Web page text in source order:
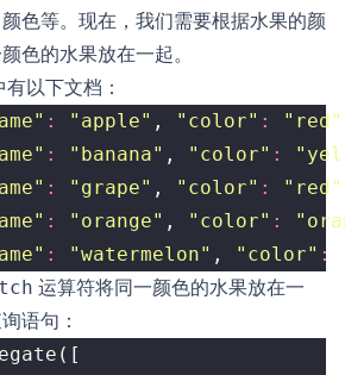
色等。现在，我们需要根据水果的颜
色的水果放在一起。
有以下文档：
: "apple" , "color" : "red"
: "banana" , "color" :
: "grape" , "color" : "red"
: "orange" , "color" :
: "watermelon" , "color" :
运算符将同一颜色的水果放在一
语句：
([